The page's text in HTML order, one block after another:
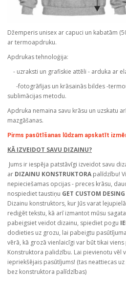
Džemperis unisex ar capuci un kabatām
ar termoapdruku.
Apdrukas tehnoloģija:
- uzraksti un grafiskie attēli - arduka ar
-fotogrāfijas un krāsainās bildes -
sublimācijas metodu.
Apdruka nemaina savu krāsu un uzskatu
mazgāšanas.
Pirms pasūtīšanas lūdzam apskatīt
KĀ IZVEIDOT SAVU DIZAINU?
Jums ir iespēja patstāvīgi izveidot savu
ar DIZAINU KONSTRUKTORA palīdzību!
nepieciešamas opcijas - preces krāsu,
nospiediet taustiņu GET CUSTOM DESING
Dizainu konstruktors, kur Jūs varat
rediģēt tekstu, kā arī izmantot mūsu
pabeigsiet veidot dizainu, spiediet pogu
dodieties uz grozu, lai pabeigtu
vērā, kā grozā vienlaicīgi var būt tikai
Konstruktora palidzību. Lai pievienotu vēl
iepriekšējais pasūtījums! (tas neattiecas
bez konstruktora palīdzības)